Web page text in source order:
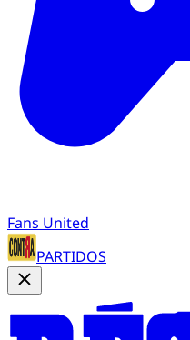
Fans United
PARTIDOS